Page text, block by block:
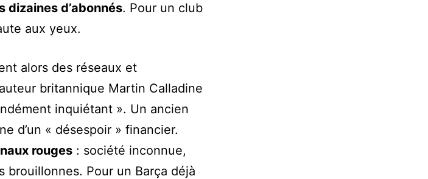
dizaines d’abonnés. Pour un club
aux yeux.
alors des réseaux et
britannique Martin Calladine
inquiétant ». Un ancien
d’un « désespoir » financier.
rouges : société inconnue,
brouillonnes. Pour un Barça déjà